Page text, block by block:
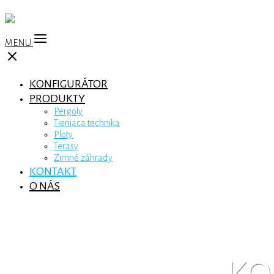
MENU
KONFIGURÁTOR
PRODUKTY
Pergoly
Tieniaca technika
Ploty
Terasy
Zimné záhrady
KONTAKT
O NÁS